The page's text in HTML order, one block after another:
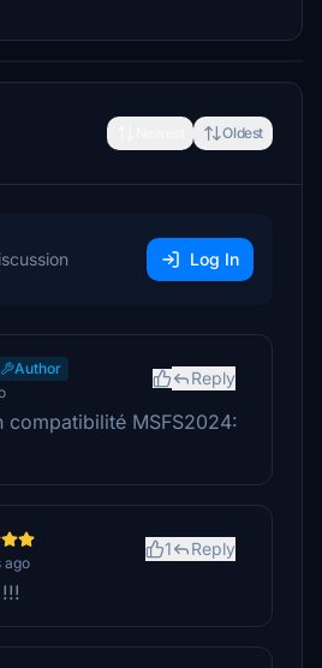
Oldest
Log In
Author
Reply
compatibilité MSFS2024:
ago
1 Reply